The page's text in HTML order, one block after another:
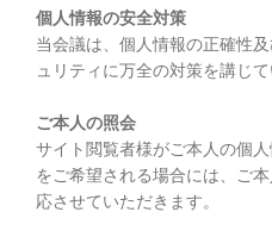
個人情報の安全対策
当会議は、個人情報の正確性
ュリティに万全の対策を講じて
ご本人の照会
サイト閲覧者様がご本人の個
をご希望される場合には、ご
応させていただきます。